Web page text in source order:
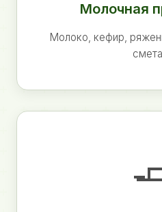
Молочная
Молоко, кефир,